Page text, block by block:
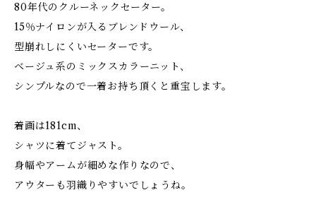
80年代のクルーネックセーター。
15％ナイロンが入るブレンドウール、
型崩れしにくいセーターです。
ベージュ系のミックスカラーニット、
シンプルなので一着お持ち頂くと重宝します。
着画は181cm、
シャツに着てジャスト。
身幅やアームが細めな作りなので、
アウターも羽織りやすいでしょうね。